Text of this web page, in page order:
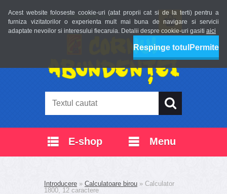
Acest website foloseste cookie-uri (atat proprii cat si de la terti) pentru a
furniza vizitatorilor o experienta mult mai buna de navigare si servicii
adaptate nevoilor si interesului fiecaruia. Detalii despre cookie-uri gasiti aici
Respinge totul Permite
Login Înregistrare nouă
E-shop Menu
Introducere » Calculatoare birou » Calculator
1800, 12 caractere